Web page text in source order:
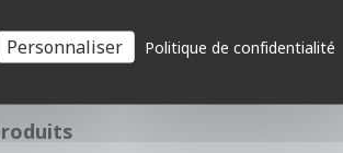
Personnaliser Politique de confidentialité